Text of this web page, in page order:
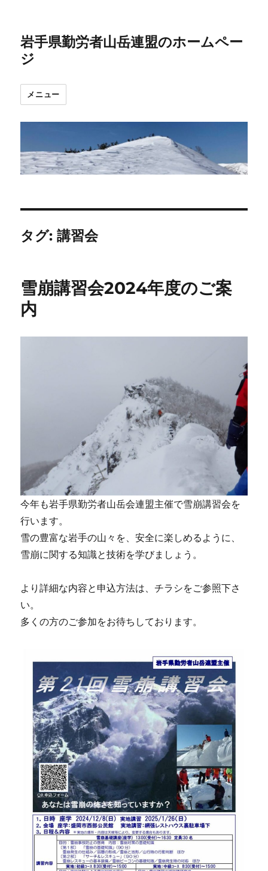
岩手県勤労者山岳連盟のホームペー
ジ
メニュー
タグ:講習会
雪崩講習会2024年度のご案
内
今年も岩手県勤労者山岳会連盟主催で雪崩講習会を
行います。
雪の豊富な岩手の山々を、安全に楽しめるように、
雪崩に関する知識と技術を学びましょう。
より詳細な内容と申込方法は、チラシをご参照下さ
い。
多くの方のご参加をお待ちしております。